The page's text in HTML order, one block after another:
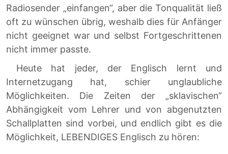
Radiosender „einfangen“, aber die Tonqualität ließ
oft zu wünschen übrig, weshalb dies für Anfänger
nicht geeignet war und selbst Fortgeschrittenen
nicht immer passte.
Heute hat jeder, der Englisch lernt und
Internetzugang hat, schier unglaubliche
Möglichkeiten. Die Zeiten der „sklavischen“
Abhängigkeit vom Lehrer und von abgenutzten
Schallplatten sind vorbei, und endlich gibt es die
Möglichkeit, LEBENDIGES Englisch zu hören: